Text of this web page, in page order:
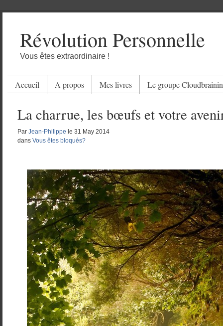
Révolution Personnelle
Vous êtes extraordinaire !
Accueil A propos Mes livres Le groupe
La charrue, les bœufs et votre
Par Jean-Philippe le 31 May 2014
dans Vous êtes bloqués?